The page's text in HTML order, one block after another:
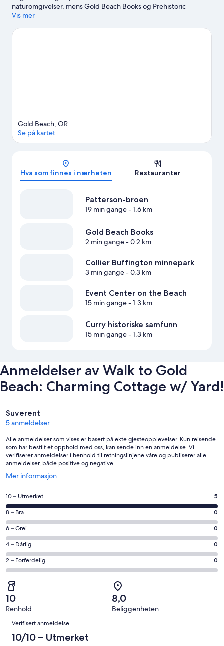
naturomgivelser, mens Gold Beach Books og Prehistoric
Gardens er noen av attraksjonene i området. Benytt også
Se vår reiseguide til Gold Beach
Vis mer
Gold Beach, OR
Se på kartet
Hva som finnes i nærheten Restauranter
Patterson-broen
19 min gange- 1.6 km
Gold Beach Books
2 min gange- 0.2 km
Collier Buffington minnepark
3 min gange- 0.3 km
Event Center on the Beach
15 min gange- 1.3 km
Curry historiske samfunn
15 min gange- 1.3 km
Anmeldelser av Walk to Gold
Beach: Charming Cottage w/ Yard!
Anmeldelser
Suverent
5 anmeldelser
Alle anmeldelser som vises er basert på ekte gjesteopplevelser. Kun reisende
som har bestilt et opphold med oss, kan sende inn en anmeldelse. Vi
verifiserer anmeldelser i henhold til retningslinjene våre og publiserer alle
anmeldelser, både positive og negative.
Mer informasjon
Åpnes
et
nytt
vindu
Rangering
på
10
−
Utmerket.
5
av
totalt
5
anmeldelser.
10 – Utmerket 5
Rangering
på
8
−
Bra.
0
totalt
5
anmeldelser.
8 – Bra 0
Rangering
på
6
−
Grei.
0
av
totalt
5
anmeldelser.
6 – Grei 0
Rangering
på
4
Dårlig.
0
av
totalt
anmeldelser.
4 – Dårlig 0
Rangering
på
2
−
Forferdelig.
0
av
totalt
2 – Forferdelig 0
10
Renhold
8,0
Beliggenheten
Anmeldelser
Verifisert anmeldelse
10/10 – Utmerket